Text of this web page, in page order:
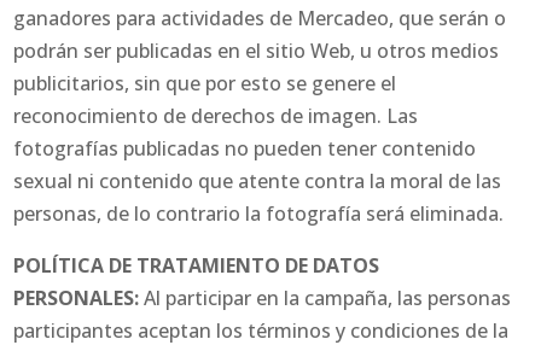
ganadores para actividades de Mercadeo, que serán o
podrán ser publicadas en el sitio Web, u otros medios
publicitarios, sin que por esto se genere el
reconocimiento de derechos de imagen. Las
fotografías publicadas no pueden tener contenido
sexual ni contenido que atente contra la moral de las
personas, de lo contrario la fotografía será eliminada.
POLÍTICA DE TRATAMIENTO DE DATOS
PERSONALES:Al participar en la campaña, las personas
participantes aceptan los términos y condiciones de la